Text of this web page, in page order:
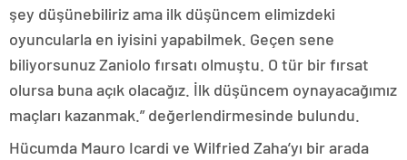
şey düşünebiliriz ama ilk düşüncem elimizdeki
oyuncularla en iyisini yapabilmek. Geçen sene
biliyorsunuz Zaniolo fırsatı olmuştu. O tür bir fırsat
olursa buna açık olacağız. İlk düşüncem oynayacağımız
maçları kazanmak.” değerlendirmesinde bulundu.
Hücumda Mauro Icardi ve Wilfried Zaha’yı bir arada